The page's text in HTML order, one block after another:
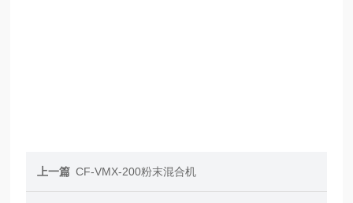
上一篇 CF-VMX-200粉末混合机